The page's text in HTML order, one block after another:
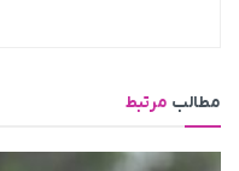
مطالب مرتبط